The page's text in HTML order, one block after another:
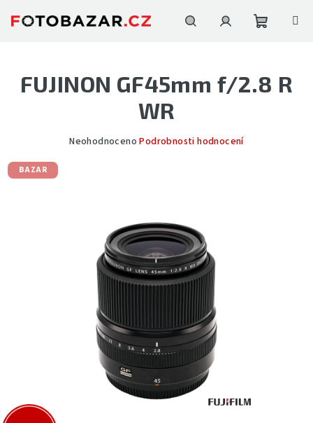
košík
FUJINON GF45mm f/2.8 R
WR
Průměrné
hvězdiček.
Neohodnoceno Podrobnosti hodnocení
BAZAR